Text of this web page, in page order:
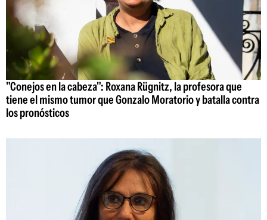
"Conejos en la cabeza": Roxana Rügnitz, la profesora que
tiene el mismo tumor que Gonzalo Moratorio y batalla contra
los pronósticos